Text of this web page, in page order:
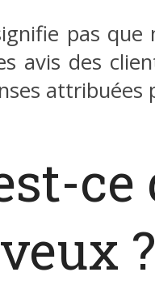
pas
avis des
attribuées
?